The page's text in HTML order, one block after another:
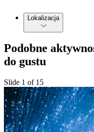
Lokalizacja
Podobne
do gustu
Slide 1 of 15